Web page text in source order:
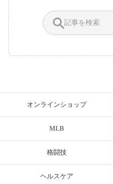
オンラインショップ
MLB
格闘技
ヘルスケア